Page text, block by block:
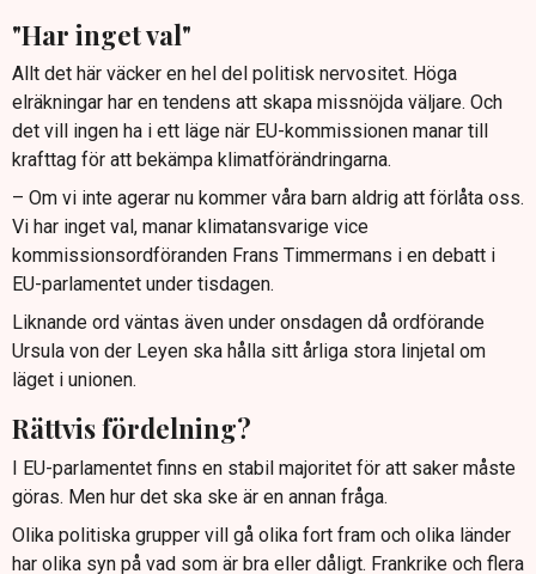
"Har inget val"
Allt det här väcker en hel del politisk nervositet. Höga
elräkningar har en tendens att skapa missnöjda väljare. Och
det vill ingen ha i ett läge när EU-kommissionen manar till
krafttag för att bekämpa klimatförändringarna.
– Om vi inte agerar nu kommer våra barn aldrig att förlåta oss.
Vi har inget val, manar klimatansvarige vice
kommissionsordföranden Frans Timmermans i en debatt i
EU-parlamentet under tisdagen.
Liknande ord väntas även under onsdagen då ordförande
Ursula von der Leyen ska hålla sitt årliga stora linjetal om
läget i unionen.
Rättvis fördelning?
I EU-parlamentet finns en stabil majoritet för att saker måste
göras. Men hur det ska ske är en annan fråga.
Olika politiska grupper vill gå olika fort fram och olika länder
har olika syn på vad som är bra eller dåligt. Frankrike och flera